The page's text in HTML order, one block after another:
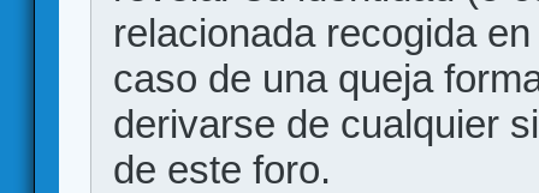
relacionada recogida
caso de una queja
derivarse de cualquier
de este foro.